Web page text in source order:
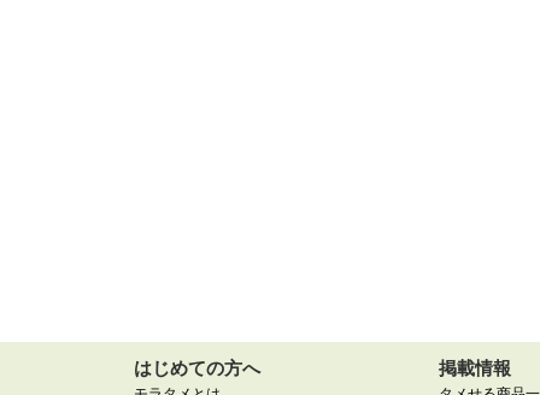
はじめての方へ 掲載情報